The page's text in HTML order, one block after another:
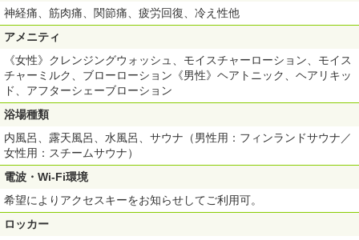
神経痛、筋肉痛、関節痛、疲労回復、冷え性他
アメニティ
《女性》クレンジングウォッシュ、モイスチャーローション、モイス
チャーミルク、ブローローション《男性》ヘアトニック、ヘアリキッ
ド、アフターシェーブローション
浴場種類
内風呂、露天風呂、水風呂、サウナ（男性用：フィンランドサウナ／
女性用：スチームサウナ）
電波・Wi-Fi環境
希望によりアクセスキーをお知らせしてご利用可。
ロッカー